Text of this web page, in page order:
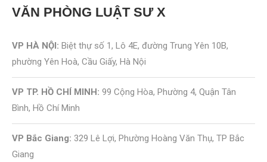
VĂN PHÒNG LUẬT SƯ X
VP HÀ NỘI: Biệt thự số 1, Lô 4E, đường Trung Yên 10B,
phường Yên Hoà, Cầu Giấy, Hà Nội
VP TP. HỒ CHÍ MINH: 99 Cộng Hòa, Phường 4, Quận Tân
Bình, Hồ Chí Minh
VP Bắc Giang: 329 Lê Lợi, Phường Hoàng Văn Thụ, TP Bắc
Giang